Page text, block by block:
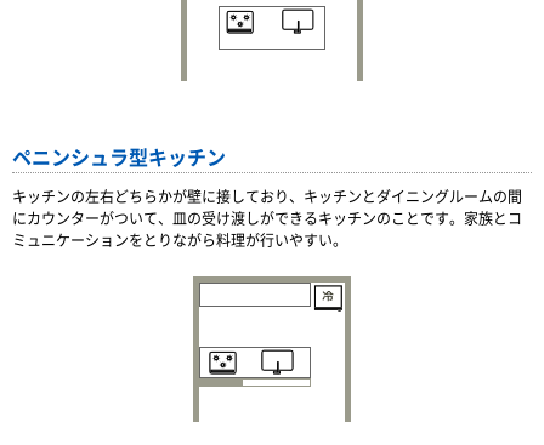
ペニンシュラ型キッチン
キッチンの左右どちらかが壁に接しており、キッチンとダイニングルームの間
にカウンターがついて、皿の受け渡しができるキッチンのことです。家族とコ
ミュニケーションをとりながら料理が行いやすい。